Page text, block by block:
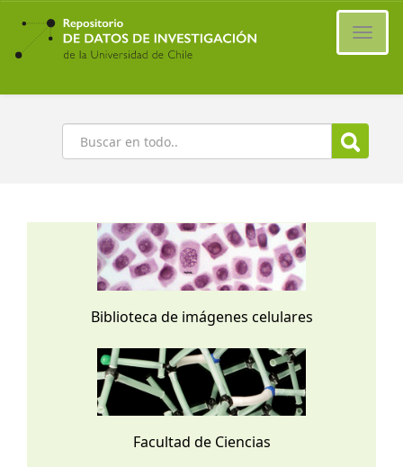
Ir
contenido
principal
Buscar
Biblioteca de imágenes celulares
Facultad de Ciencias